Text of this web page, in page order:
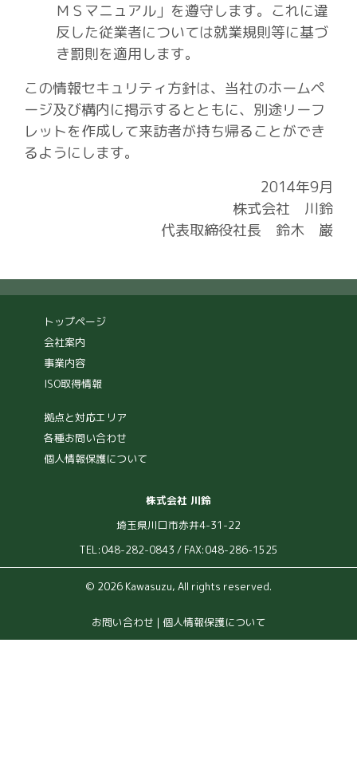
ＭＳマニュアル」を遵守します。これに違
反した従業者については就業規則等に基づ
き罰則を適用します。
この情報セキュリティ方針は、当社のホームペ
ージ及び構内に掲示するとともに、別途リーフ
レットを作成して来訪者が持ち帰ることができ
るようにします。
2014年9月
株式会社 川鈴
代表取締役社長 鈴木 巌
トップページ
会社案内
事業内容
ISO取得情報
拠点と対応エリア
各種お問い合わせ
個人情報保護について
株式会社 川鈴
埼玉県川口市赤井4-31-22
TEL:048-282-0843 / FAX:048-286-1525
© 2026 Kawasuzu, All rights reserved.
お問い合わせ | 個人情報保護について